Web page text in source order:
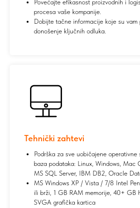
Povećajte efikasnost proizvodnih i
procesa vaše kompanije.
Dobijte tačne informacije koje su vam
donošenje ključnih odluka.
Tehnički zahtevi
Podrška za sve uobičajene
baza podataka: Linux, Windows, Mac
MS SQL Server, IBM DB2, Oracle
MS Windows XP / Vista / 7/8 Intel
ili brži, 1 GB RAM memorije, 40+ GB
SVGA grafička kartica